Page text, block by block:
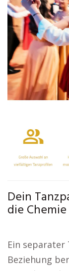
Dein
die Chemie
Ein
Beziehung